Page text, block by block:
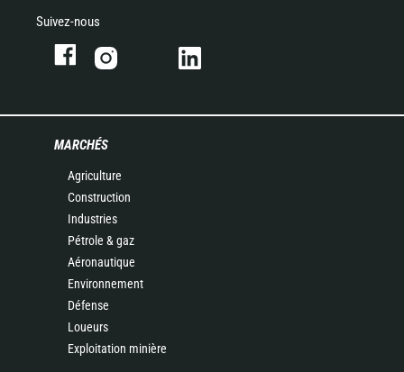
Suivez-nous
MARCHÉS
Agriculture
Construction
Industries
Pétrole & gaz
Aéronautique
Environnement
Défense
Loueurs
Exploitation minière